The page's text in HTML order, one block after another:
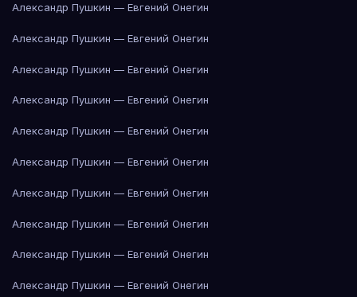
Александр Пушкин — Евгений Онегин
Александр Пушкин — Евгений Онегин
Александр Пушкин — Евгений Онегин
Александр Пушкин — Евгений Онегин
Александр Пушкин — Евгений Онегин
Александр Пушкин — Евгений Онегин
Александр Пушкин — Евгений Онегин
Александр Пушкин — Евгений Онегин
Александр Пушкин — Евгений Онегин
Александр Пушкин — Евгений Онегин